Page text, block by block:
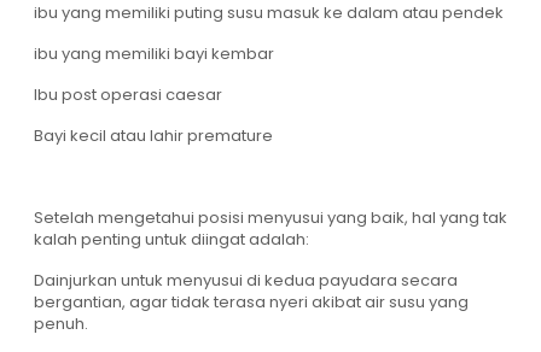
ibu yang memiliki puting susu masuk ke dalam atau pendek
ibu yang memiliki bayi kembar
Ibu post operasi caesar
Bayi kecil atau lahir premature
Setelah mengetahui posisi menyusui yang baik, hal yang tak
kalah penting untuk diingat adalah:
Dainjurkan untuk menyusui di kedua payudara secara
bergantian, agar tidak terasa nyeri akibat air susu yang
penuh.